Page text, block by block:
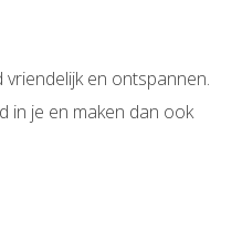
en ontspannen.
in je en maken dan ook